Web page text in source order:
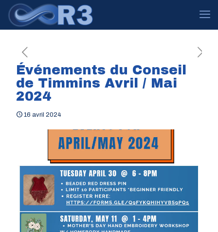
Événements du Conseil
de Timmins Avril / Mai
2024
16 avril 2024